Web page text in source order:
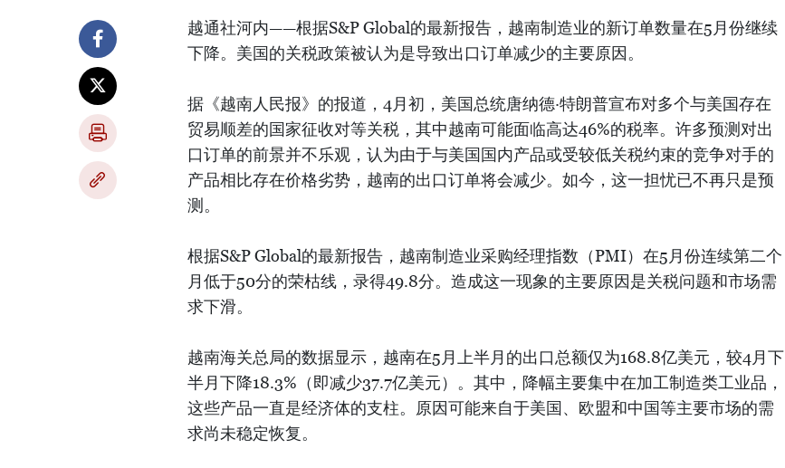
越通社河内——根据S&P Global的最新报告，越南制造业的新订单数量在5月份继续
下降。美国的关税政策被认为是导致出口订单减少的主要原因。
据《越南人民报》的报道，4月初，美国总统唐纳德·特朗普宣布对多个与美国存在
贸易顺差的国家征收对等关税，其中越南可能面临高达46%的税率。许多预测对出
口订单的前景并不乐观，认为由于与美国国内产品或受较低关税约束的竞争对手的
产品相比存在价格劣势，越南的出口订单将会减少。如今，这一担忧已不再只是预
测。
根据S&P Global的最新报告，越南制造业采购经理指数（PMI）在5月份连续第二个
月低于50分的荣枯线，录得49.8分。造成这一现象的主要原因是关税问题和市场需
求下滑。
越南海关总局的数据显示，越南在5月上半月的出口总额仅为168.8亿美元，较4月下
半月下降18.3%（即减少37.7亿美元）。其中，降幅主要集中在加工制造类工业品，
这些产品一直是经济体的支柱。原因可能来自于美国、欧盟和中国等主要市场的需
求尚未稳定恢复。